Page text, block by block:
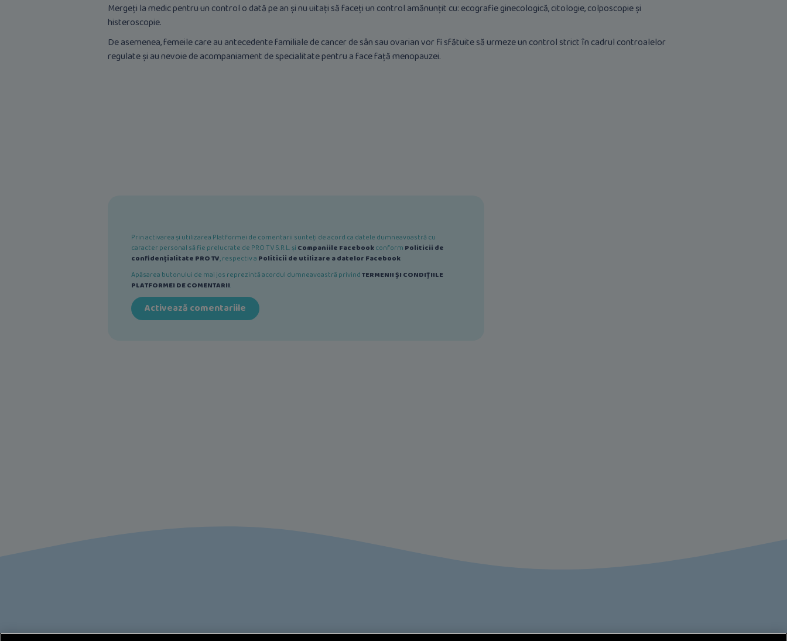
Mergeți la medic pentru un control o dată pe an și nu uitați să faceți un control amănunțit cu: ecografie ginecologică, citologie, colposcopie și
histeroscopie.
De asemenea, femeile care au antecedente familiale de cancer de sân sau ovarian vor fi sfătuite să urmeze un control strict în cadrul controalelor
regulate și au nevoie de acompaniament de specialitate pentru a face față menopauzei.
Prin activarea și utilizarea Platformei de comentarii sunteți de acord ca datele dumneavoastră cu
caracter personal să fie prelucrate de PRO TV S.R.L. și Companiile Facebookconform Politicii de
confidențialitate PRO TV, respectiv a Politicii de utilizare a datelor Facebook.
Apăsarea butonului de mai jos reprezintă acordul dumneavoastră privindTERMENII ȘI CONDIȚIILE
PLATFORMEI DE COMENTARII.
Activează comentariile